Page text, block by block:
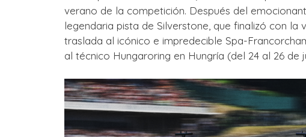
verano de la competición. Después del
legendaria pista de Silverstone, que finalizó con la
traslada al icónico e impredecible Spa-
al técnico Hungaroring en Hungría (del 24 al 26 de